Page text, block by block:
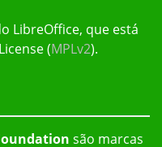
LibreOffice, que está
(MPLv2).
são marcas